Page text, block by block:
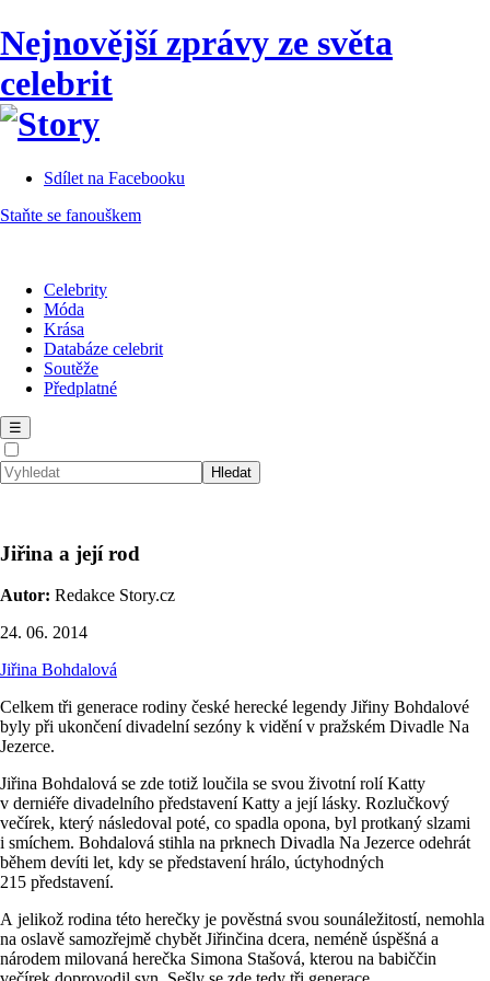
Nejnovější zprávy ze světa
celebrit
Sdílet na Facebooku
Staňte se fanouškem
Celebrity
Móda
Krása
Databáze celebrit
Soutěže
Předplatné
☰
Jiřina a její rod
Autor: Redakce Story.cz
24. 06. 2014
Jiřina Bohdalová
Celkem tři generace rodiny české herecké legendy Jiřiny Bohdalové
byly při ukončení divadelní sezóny k vidění v pražském Divadle Na
Jezerce.
Jiřina Bohdalová se zde totiž loučila se svou životní rolí Katty
v derniéře divadelního představení Katty a její lásky. Rozlučkový
večírek, který následoval poté, co spadla opona, byl protkaný slzami
i smíchem. Bohdalová stihla na prknech Divadla Na Jezerce odehrát
během devíti let, kdy se představení hrálo, úctyhodných
215 představení.
A jelikož rodina této herečky je pověstná svou sounáležitostí, nemohla
na oslavě samozřejmě chybět Jiřinčina dcera, neméně úspěšná a
národem milovaná herečka Simona Stašová, kterou na babiččin